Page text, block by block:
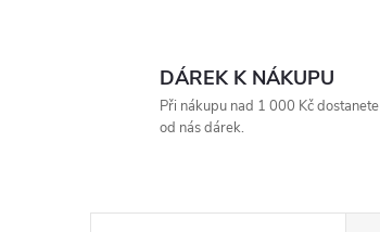
DÁREK K NÁKUPU
Při nákupu nad 1 000 Kč dostanete
od nás dárek.